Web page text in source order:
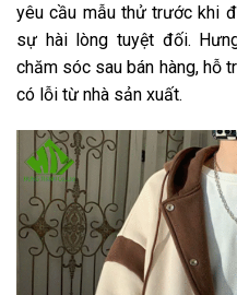
yêu cầu mẫu thử trước khi
sự hài lòng tuyệt đối.
chăm sóc sau bán hàng, hỗ
có lỗi từ nhà sản xuất.